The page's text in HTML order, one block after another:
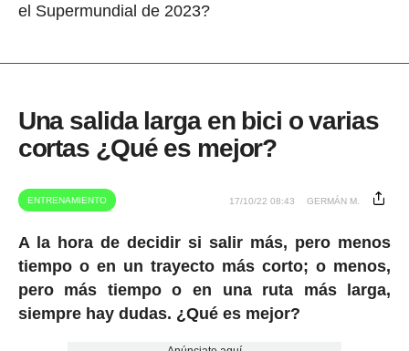
el Supermundial de 2023?
Una salida larga en bici o varias
cortas ¿Qué es mejor?
ENTRENAMIENTO 17/10/22 08:43 GERMÁN M.
A la hora de decidir si salir más, pero menos
tiempo o en un trayecto más corto; o menos,
pero más tiempo o en una ruta más larga,
siempre hay dudas. ¿Qué es mejor?